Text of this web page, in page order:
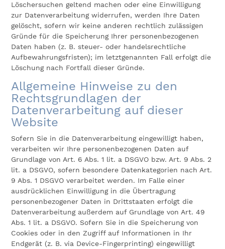
Löschersuchen geltend machen oder eine Einwilligung
zur Datenverarbeitung widerrufen, werden Ihre Daten
gelöscht, sofern wir keine anderen rechtlich zulässigen
Gründe für die Speicherung Ihrer personenbezogenen
Daten haben (z. B. steuer- oder handelsrechtliche
Aufbewahrungsfristen); im letztgenannten Fall erfolgt die
Löschung nach Fortfall dieser Gründe.
Allgemeine Hinweise zu den
Rechtsgrundlagen der
Datenverarbeitung auf dieser
Website
Sofern Sie in die Datenverarbeitung eingewilligt haben,
verarbeiten wir Ihre personenbezogenen Daten auf
Grundlage von Art. 6 Abs. 1 lit. a DSGVO bzw. Art. 9 Abs. 2
lit. a DSGVO, sofern besondere Datenkategorien nach Art.
9 Abs. 1 DSGVO verarbeitet werden. Im Falle einer
ausdrücklichen Einwilligung in die Übertragung
personenbezogener Daten in Drittstaaten erfolgt die
Datenverarbeitung außerdem auf Grundlage von Art. 49
Abs. 1 lit. a DSGVO. Sofern Sie in die Speicherung von
Cookies oder in den Zugriff auf Informationen in Ihr
Endgerät (z. B. via Device-Fingerprinting) eingewilligt